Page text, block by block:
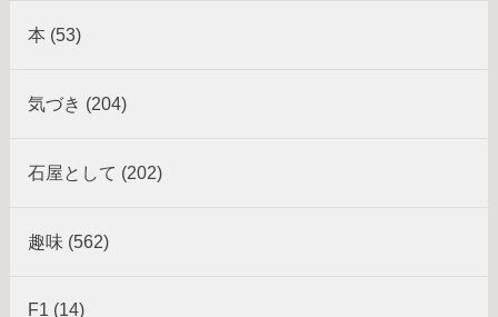
本 (53)
気づき (204)
石屋として (202)
趣味 (562)
F1 (14)